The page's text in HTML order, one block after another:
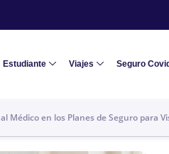
Estudiante Viajes Seguro
Médico en los Planes de Seguro para